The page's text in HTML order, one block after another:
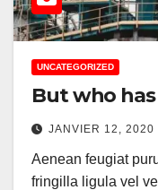
UNCATEGORIZED
But who
JANVIER 12, 2020
Aenean feugiat
fringilla ligula vel